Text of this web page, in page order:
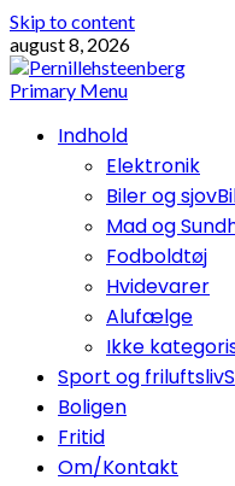
Skip to content
august 8, 2026
Primary Menu
Indhold
Elektronik
Biler og sjov
Mad og
Fodboldtøj
Hvidevarer
Alufælge
Ikke
Sport og friluftsliv
Boligen
Fritid
Om/Kontakt